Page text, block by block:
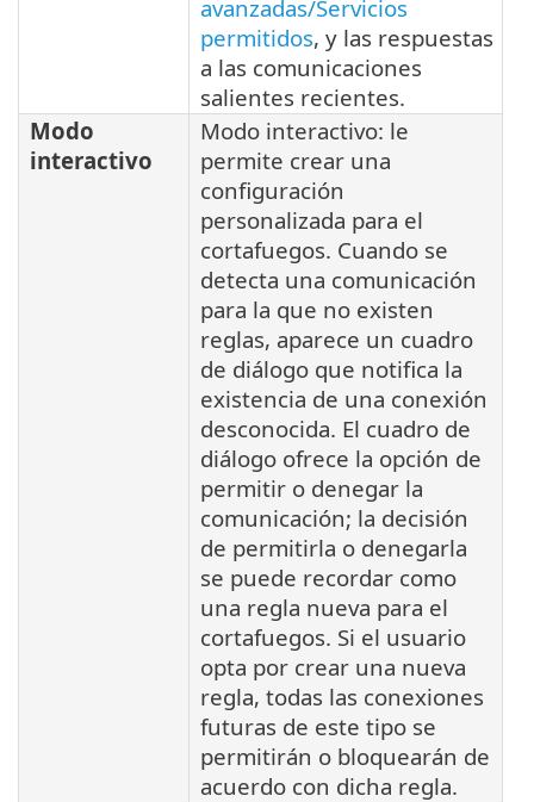
avanzadas/Servicios
permitidos, y las respuestas
a las comunicaciones
salientes recientes.
Modo
interactivo
Modo interactivo: le
permite crear una
configuración
personalizada para el
cortafuegos. Cuando se
detecta una comunicación
para la que no existen
reglas, aparece un cuadro
de diálogo que notifica la
existencia de una conexión
desconocida. El cuadro de
diálogo ofrece la opción de
permitir o denegar la
comunicación; la decisión
de permitirla o denegarla
se puede recordar como
una regla nueva para el
cortafuegos. Si el usuario
opta por crear una nueva
regla, todas las conexiones
futuras de este tipo se
permitirán o bloquearán de
acuerdo con dicha regla.